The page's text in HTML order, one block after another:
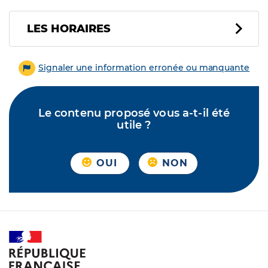
LES HORAIRES
Signaler une information erronée ou manquante
Le contenu proposé vous a-t-il été
utile ?
OUI NON